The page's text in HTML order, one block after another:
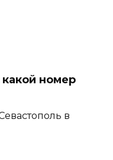
номер
в